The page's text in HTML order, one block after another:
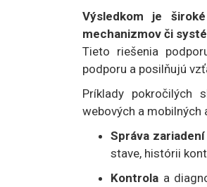
Výsledkom je
mechanizmov či
Tieto riešenia
podporu a posilňujú
Príklady pokročilých
webových a
Správa zariadení
stave, histórii
Kontrola a